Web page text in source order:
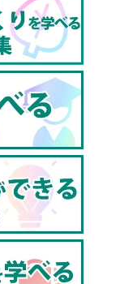
の多様な現実
課題解決に挑
宙分野にイノ
備で自分の夢
のお天気）